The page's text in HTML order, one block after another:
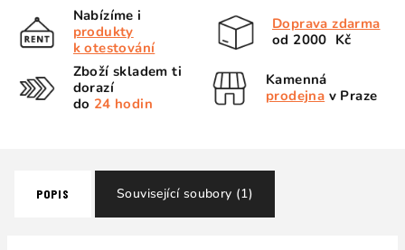
Nabízíme i
produkty
k otestování
Doprava zdarma
od 2000 Kč
Zboží skladem ti
dorazí
do 24 hodin
Kamenná
prodejna v Praze
POPIS Související soubory (1)